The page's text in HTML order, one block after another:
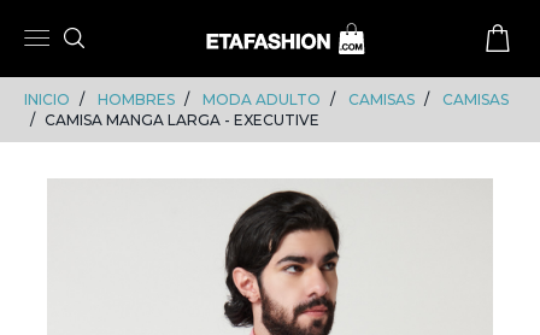
INICIO HOMBRES MODA ADULTO CAMISAS
CAMISAS
CAMISA MANGA LARGA - EXECUTIVE